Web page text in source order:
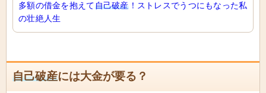
多額の借金を抱えて自己破産！ストレスでうつにもなった私
の壮絶人生
自己破産には大金が要る？